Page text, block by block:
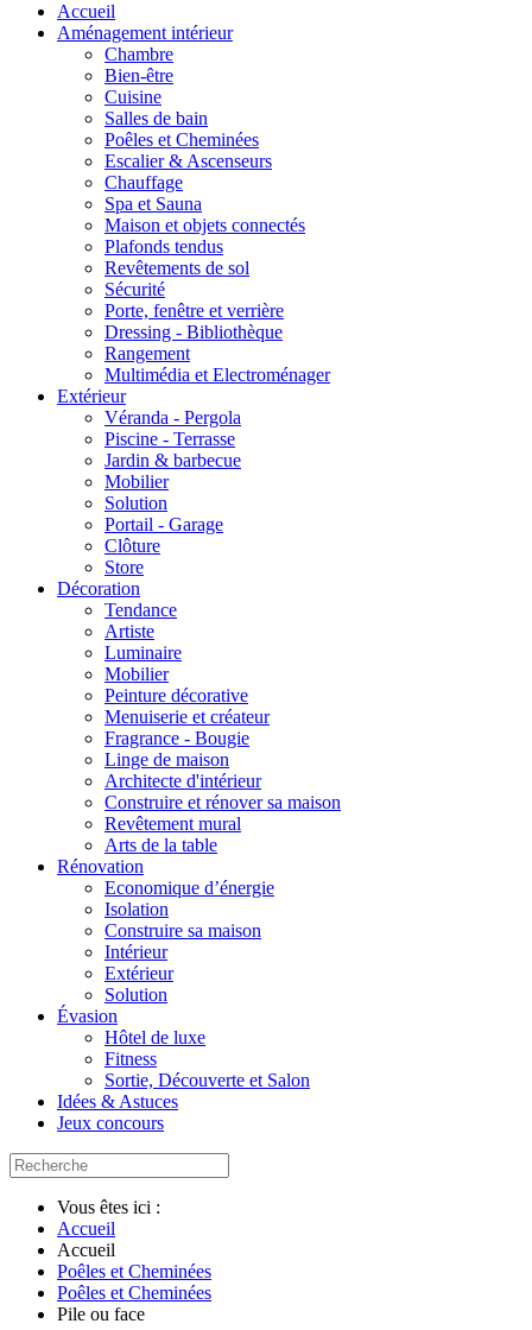
Accueil
Aménagement intérieur
Chambre
Bien-être
Cuisine
Salles de bain
Poêles et Cheminées
Escalier & Ascenseurs
Chauffage
Spa et Sauna
Maison et objets connectés
Plafonds tendus
Revêtements de sol
Sécurité
Porte, fenêtre et verrière
Dressing - Bibliothèque
Rangement
Multimédia et Electroménager
Extérieur
Véranda - Pergola
Piscine - Terrasse
Jardin & barbecue
Mobilier
Solution
Portail - Garage
Clôture
Store
Décoration
Tendance
Artiste
Luminaire
Mobilier
Peinture décorative
Menuiserie et créateur
Fragrance - Bougie
Linge de maison
Architecte d'intérieur
Construire et rénover sa maison
Revêtement mural
Arts de la table
Rénovation
Economique d’énergie
Isolation
Construire sa maison
Intérieur
Extérieur
Solution
Évasion
Hôtel de luxe
Fitness
Sortie, Découverte et Salon
Idées & Astuces
Jeux concours
Vous êtes ici :
Accueil
Accueil
Poêles et Cheminées
Poêles et Cheminées
Pile ou face